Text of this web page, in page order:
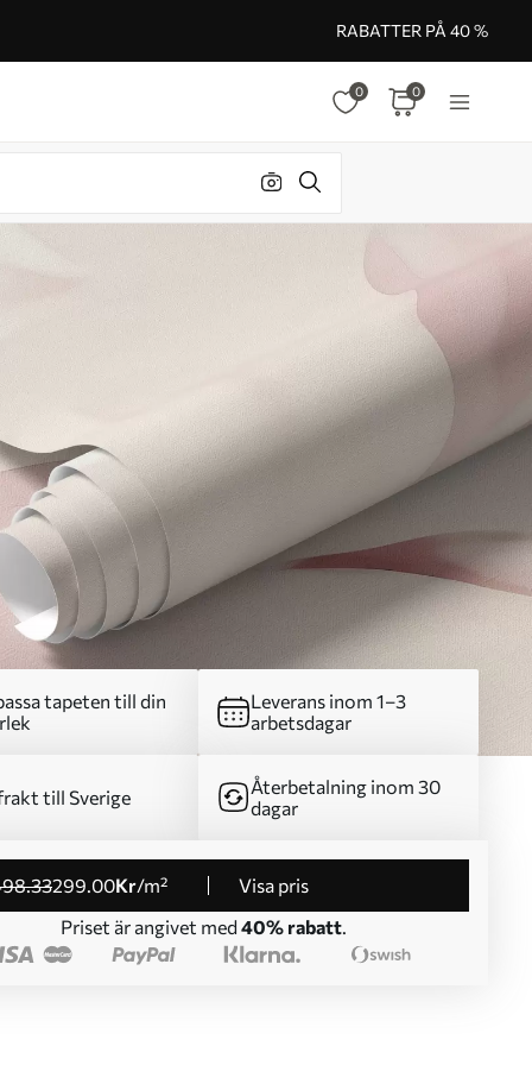
RABATTER PÅ 40 %
0 0
tapeten till din
Leverans inom 1–3
arbetsdagar
till Sverige
Återbetalning inom 30
dagar
.33299.00Kr/m²
Visa pris
Priset är angivet med 40% rabatt.